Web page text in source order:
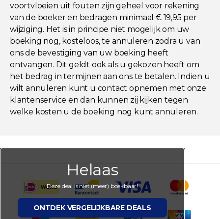
voortvloeien uit fouten zijn geheel voor rekening
van de boeker en bedragen minimaal € 19,95 per
wijziging. Het is in principe niet mogelijk om uw
boeking nog, kosteloos, te annuleren zodra u van
ons de bevestiging van uw boeking heeft
ontvangen. Dit geldt ook als u gekozen heeft om
het bedrag in termijnen aan ons te betalen. Indien u
wilt annuleren kunt u contact opnemen met onze
klantenservice en dan kunnen zij kijken tegen
welke kosten u de boeking nog kunt annuleren.
Helaas
Deze deal is niet (meer) boekbaar!
ONTDEK VERGELIJKBARE DEALS